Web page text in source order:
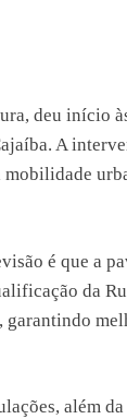
deu início
A
é que a
da
além